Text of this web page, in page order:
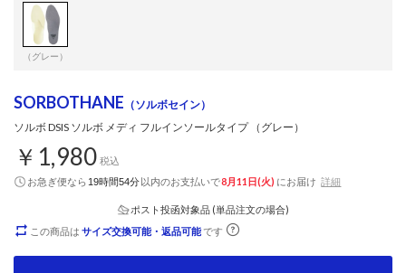
（グレー）
SORBOTHANE （ソルボセイン）
ソルボ DSIS ソルボ メディ フルインソールタイプ （グレー）
￥1,980 税込
お急ぎ便なら 19時間54分以内のお支払いで8月11日(火) にお届け 詳細
ポスト投函対象品 (単品注文の場合)
この商品は サイズ交換可能・返品可能です